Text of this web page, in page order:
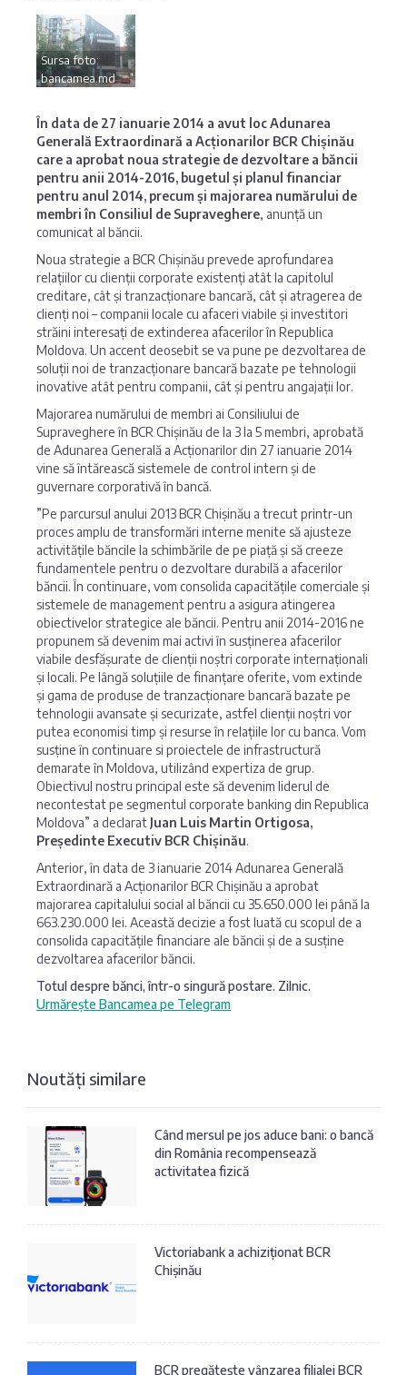
OTP Bank
ProCredit Bank
Victoriabank
Sursa foto:
bancamea.md
În data de 27 ianuarie 2014 a avut loc Adunarea
Generală Extraordinară a Acționarilor BCR Chișinău
care a aprobat noua strategie de dezvoltare a băncii
pentru anii 2014-2016, bugetul și planul financiar
pentru anul 2014, precum și majorarea numărului de
membri în Consiliul de Supraveghere, anunță un
comunicat al băncii.
Noua strategie a BCR Chișinău prevede aprofundarea
relațiilor cu clienții corporate existenți atât la capitolul
creditare, cât și tranzacționare bancară, cât și atragerea de
clienți noi – companii locale cu afaceri viabile și investitori
străini interesați de extinderea afacerilor în Republica
Moldova. Un accent deosebit se va pune pe dezvoltarea de
soluții noi de tranzacționare bancară bazate pe tehnologii
inovative atât pentru companii, cât și pentru angajații lor.
Majorarea numărului de membri ai Consiliului de
Supraveghere în BCR Chișinău de la 3 la 5 membri, aprobată
de Adunarea Generală a Acționarilor din 27 ianuarie 2014
vine să întărească sistemele de control intern și de
guvernare corporativă în bancă.
”Pe parcursul anului 2013 BCR Chișinău a trecut printr-un
proces amplu de transformări interne menite să ajusteze
activitățile băncile la schimbările de pe piață și să creeze
fundamentele pentru o dezvoltare durabilă a afacerilor
băncii. În continuare, vom consolida capacitățile comerciale și
sistemele de management pentru a asigura atingerea
obiectivelor strategice ale băncii. Pentru anii 2014-2016 ne
propunem să devenim mai activi în susținerea afacerilor
viabile desfășurate de clienții noștri corporate internaționali
și locali. Pe lângă soluțiile de finanțare oferite, vom extinde
și gama de produse de tranzacționare bancară bazate pe
tehnologii avansate și securizate, astfel clienții noștri vor
putea economisi timp și resurse în relațiile lor cu banca. Vom
susține în continuare si proiectele de infrastructură
demarate în Moldova, utilizând expertiza de grup.
Obiectivul nostru principal este să devenim liderul de
necontestat pe segmentul corporate banking din Republica
Moldova” a declarat Juan Luis Martin Ortigosa,
Președinte Executiv BCR Chișinău.
Anterior, în data de 3 ianuarie 2014 Adunarea Generală
Extraordinară a Acționarilor BCR Chișinău a aprobat
majorarea capitalului social al băncii cu 35.650.000 lei până la
663.230.000 lei. Această decizie a fost luată cu scopul de a
consolida capacitățile financiare ale băncii și de a susține
dezvoltarea afacerilor băncii.
Totul despre bănci, într-o singură postare. Zilnic.
Urmărește Bancamea pe Telegram
Noutăți similare
Când mersul pe jos aduce bani: o bancă
din România recompensează
activitatea fizică
Victoriabank a achiziționat BCR
Chișinău
BCR pregătește vânzarea filialei BCR